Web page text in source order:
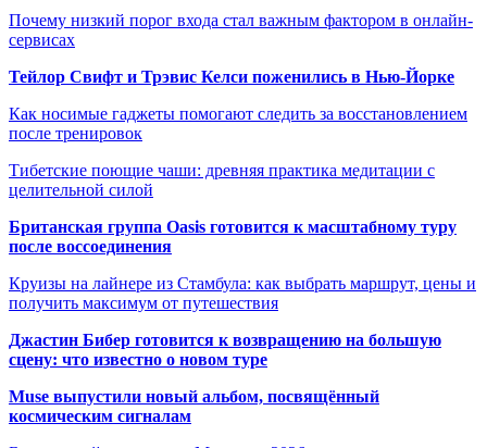
Почему низкий порог входа стал важным фактором в онлайн-
сервисах
Тейлор Свифт и Трэвис Келси поженились в Нью-Йорке
Как носимые гаджеты помогают следить за восстановлением
после тренировок
Тибетские поющие чаши: древняя практика медитации с
целительной силой
Британская группа Oasis готовится к масштабному туру
после воссоединения
Круизы на лайнере из Стамбула: как выбрать маршрут, цены и
получить максимум от путешествия
Джастин Бибер готовится к возвращению на большую
сцену: что известно о новом туре
Muse выпустили новый альбом, посвящённый
космическим сигналам